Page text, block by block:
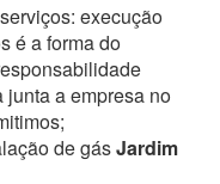
execução
é a forma do
a empresa no
de gásJardim